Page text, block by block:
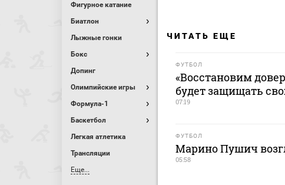
Фигурное катание
Биатлон
Лыжные гонки
Бокс
Допинг
Олимпийские игры
Формула-1
Баскетбол
Легкая атлетика
Трансляции
Еще...
ЧИТАТЬ ЕЩЕ
ФУТБОЛ
«Восстановим
будет защищать
07:19
ФУТБОЛ
Марино Пушич
05:58